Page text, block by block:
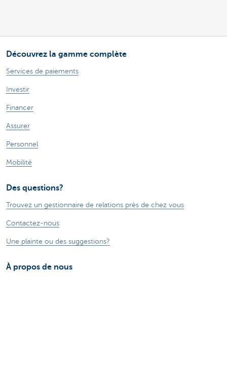
Découvrez la gamme complète
Services de paiements
Investir
Financer
Assurer
Personnel
Mobilité
Des questions?
Trouvez un gestionnaire de relations près de chez vous
Contactez-nous
Une plainte ou des suggestions?
À propos de nous